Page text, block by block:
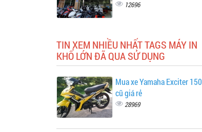
12696
TIN XEM NHIỀU NHẤT TAGS MÁY IN
KHỔ LỚN ĐÃ QUA SỬ DỤNG
Mua xe Yamaha Exciter 150
cũ giá rẻ
28969